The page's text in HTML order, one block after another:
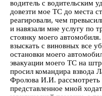
водитель с водительским
довезти мое ТС до места
реагировали, чем
и навязали мне услугу по
стоянку моего
взыскать с виновных
остановки моего
эвакуации моего ТС на
просил командира
Фролова И.И. рассмотреть
представленное мной